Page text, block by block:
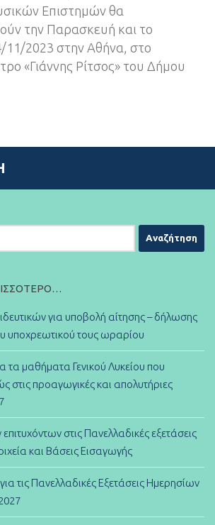
Επιστημών θα
την Παρασκευή και το
11/2023 στην Αθήνα, στο
«Γιάννης Ρίτσος» του Δήμου
για υποβολή αίτησης – δήλωσης
υποχρεωτικού τους ωραρίου
τα μαθήματα Γενικού Λυκείου που
στις προαγωγικές και απολυτήριες
στις Πανελλαδικές εξετάσεις
και Βάσεις Εισαγωγής
τις Πανελλαδικές Εξετάσεις Ημερησίων